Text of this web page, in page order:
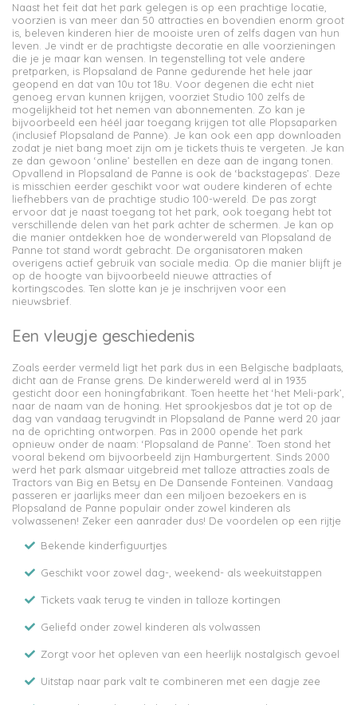
Naast het feit dat het park gelegen is op een prachtige locatie,
voorzien is van meer dan 50 attracties en bovendien enorm groot
is, beleven kinderen hier de mooiste uren of zelfs dagen van hun
leven. Je vindt er de prachtigste decoratie en alle voorzieningen
die je je maar kan wensen. In tegenstelling tot vele andere
pretparken, is Plopsaland de Panne gedurende het hele jaar
geopend en dat van 10u tot 18u. Voor degenen die echt niet
genoeg ervan kunnen krijgen, voorziet Studio 100 zelfs de
mogelijkheid tot het nemen van abonnementen. Zo kan je
bijvoorbeeld een héél jaar toegang krijgen tot alle Plopsaparken
(inclusief Plopsaland de Panne). Je kan ook een app downloaden
zodat je niet bang moet zijn om je tickets thuis te vergeten. Je kan
ze dan gewoon ‘online’ bestellen en deze aan de ingang tonen.
Opvallend in Plopsaland de Panne is ook de ‘backstagepas’. Deze
is misschien eerder geschikt voor wat oudere kinderen of echte
liefhebbers van de prachtige studio 100-wereld. De pas zorgt
ervoor dat je naast toegang tot het park, ook toegang hebt tot
verschillende delen van het park achter de schermen. Je kan op
die manier ontdekken hoe de wonderwereld van Plopsaland de
Panne tot stand wordt gebracht. De organisatoren maken
overigens actief gebruik van sociale media. Op die manier blijft je
op de hoogte van bijvoorbeeld nieuwe attracties of
kortingscodes. Ten slotte kan je je inschrijven voor een
nieuwsbrief.
Een vleugje geschiedenis
Zoals eerder vermeld ligt het park dus in een Belgische badplaats,
dicht aan de Franse grens. De kinderwereld werd al in 1935
gesticht door een honingfabrikant. Toen heette het ‘het Meli-park’,
naar de naam van de honing. Het sprookjesbos dat je tot op de
dag van vandaag terugvindt in Plopsaland de Panne werd 20 jaar
na de oprichting ontworpen. Pas in 2000 opende het park
opnieuw onder de naam: ‘Plopsaland de Panne’. Toen stond het
vooral bekend om bijvoorbeeld zijn Hamburgertent. Sinds 2000
werd het park alsmaar uitgebreid met talloze attracties zoals de
Tractors van Big en Betsy en De Dansende Fonteinen. Vandaag
passeren er jaarlijks meer dan een miljoen bezoekers en is
Plopsaland de Panne populair onder zowel kinderen als
volwassenen! Zeker een aanrader dus! De voordelen op een rijtje
Bekende kinderfiguurtjes
Geschikt voor zowel dag-, weekend- als weekuitstappen
Tickets vaak terug te vinden in talloze kortingen
Geliefd onder zowel kinderen als volwassen
Zorgt voor het opleven van een heerlijk nostalgisch gevoel
Uitstap naar park valt te combineren met een dagje zee